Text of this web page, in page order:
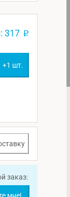
317 p
+1 шт.
заказ:
мне!